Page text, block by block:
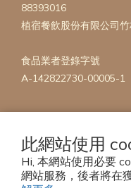
此網站使用
Hi, 本網站使用必要
網站服務，後者將在
88393016
植宿餐飲股份有限公司
食品業者登錄字號
A-142822730-00005-1